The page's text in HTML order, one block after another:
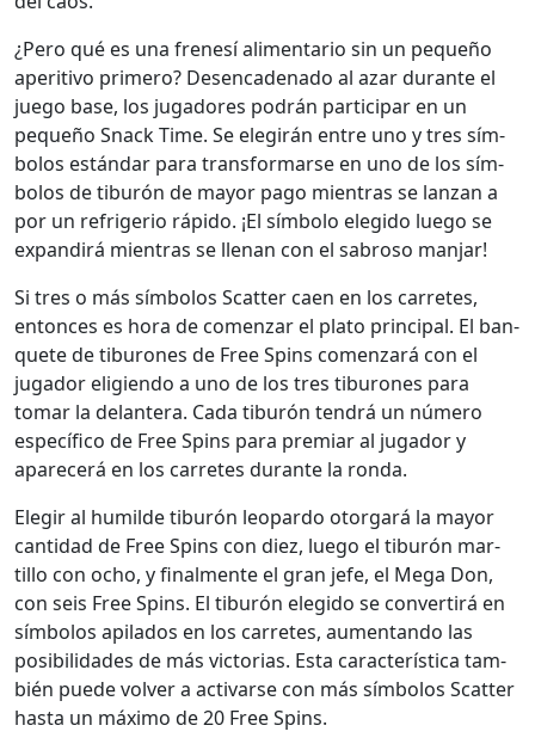
¿Pero qué es una fre­nesí ali­men­ta­rio sin un pequeño
aper­i­ti­vo primero? Des­en­ca­de­na­do al azar durante el
juego base, los jugadores podrán par­tic­i­par en un
pequeño Snack Time. Se ele­girán entre uno y tres sím­
bo­los están­dar para trans­for­marse en uno de los sím­
bo­los de tiburón de may­or pago mien­tras se lan­zan a
por un refrige­rio rápi­do. ¡El sím­bo­lo elegi­do luego se
expandirá mien­tras se llenan con el sabroso man­jar!
Si tres o más sím­bo­los Scat­ter caen en los car­retes,
entonces es hora de comen­zar el pla­to prin­ci­pal. El ban­
quete de tiburones de Free Spins comen­zará con el
jugador eligien­do a uno de los tres tiburones para
tomar la delantera. Cada tiburón ten­drá un número
especí­fi­co de Free Spins para pre­mi­ar al jugador y
apare­cerá en los car­retes durante la ron­da.
Ele­gir al humilde tiburón leop­ar­do otor­gará la may­or
can­ti­dad de Free Spins con diez, luego el tiburón mar­
tillo con ocho, y final­mente el gran jefe, el Mega Don,
con seis Free Spins. El tiburón elegi­do se con­ver­tirá en
sím­bo­los api­la­dos en los car­retes, aumen­tan­do las
posi­bil­i­dades de más vic­to­rias. Esta car­ac­terís­ti­ca tam­
bién puede volver a acti­varse con más sím­bo­los Scat­ter
has­ta un máx­i­mo de 20 Free Spins.